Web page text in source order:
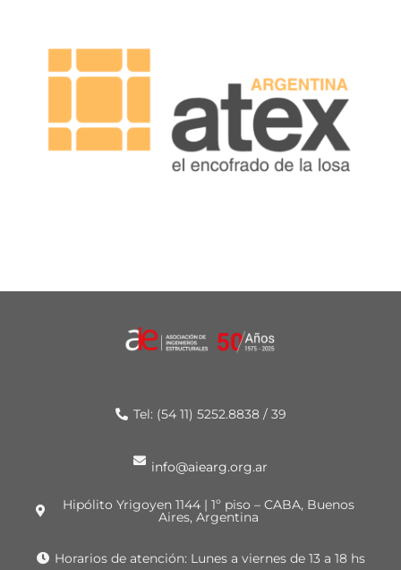
Tel: (54 11) 5252.8838 / 39
info@aiearg.org.ar
Hipólito Yrigoyen 1144 | 1º piso – CABA, Buenos
Aires, Argentina
Horarios de atención: Lunes a viernes de 13 a 18 hs